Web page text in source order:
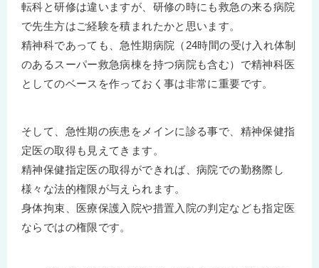
転科と研修は違いますが、研修の時にも救急の来る病院
で先生方はご経験を積まれたかと思います。
精神科であっても、急性期病院（24時間の受け入れ体制
のあるスーパー救急病棟を持つ病院も含む）で精神科医
としてのベースを作っておく事は非常に重要です。
そして、急性期の疾患をメインに診る事で、精神保健指
定医の取得も見えてきます。
精神保健指定医の取得ができれば、病院での勤務際し
様々な法的権限が与えられます。
身体拘束、医療保護入院や措置入院の判定なども指定医
ならではの権限です。